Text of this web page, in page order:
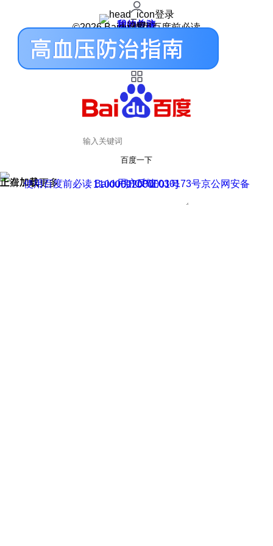
登录
我的关注
我的收藏
皮肤中心
用户反馈
设置
©2026 Baidu 使用百度前必读
百度一下
正在加载
上滑加载更多 用户反馈
使用百度前必读 Baidu 京ICP证030173号
京公网安备11000002000001号